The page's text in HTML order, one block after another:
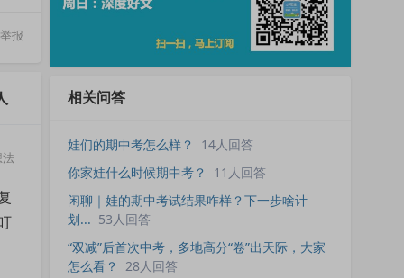
举报
法
相关问答
娃们的期中考怎么样？
14人回答
你家娃什么时候期中考？
11人回答
闲聊｜娃的期中考试结果咋样？下一步啥计
划... 53人回答
“双减”后首次中考，多地高分“卷”出天际，大家
怎么看？
28人回答